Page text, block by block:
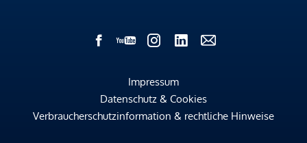
Impressum
Datenschutz & Cookies
Verbraucherschutzinformation & rechtliche Hinweise